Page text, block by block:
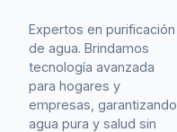
Expertos en purificación
de agua. Brindamos
tecnología avanzada
para hogares y
empresas, garantizando
agua pura y salud sin